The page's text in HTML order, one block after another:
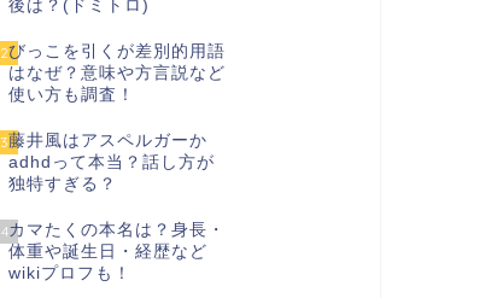
後は？(ドミトロ)
2びっこを引くが差別的用語
はなぜ？意味や方言説など
使い方も調査！
3藤井風はアスペルガーか
adhdって本当？話し方が
独特すぎる？
4カマたくの本名は？身長・
体重や誕生日・経歴など
wikiプロフも！